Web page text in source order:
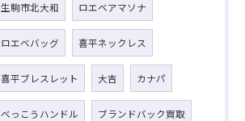
生駒市北大和 ロエベアマソナ
ロエベバッグ 喜平ネックレス
喜平ブレスレット 大吉 カナパ
べっこうハンドル ブランドバック買取